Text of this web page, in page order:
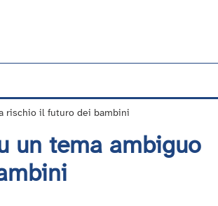
rischio il futuro dei bambini
un tema ambiguo